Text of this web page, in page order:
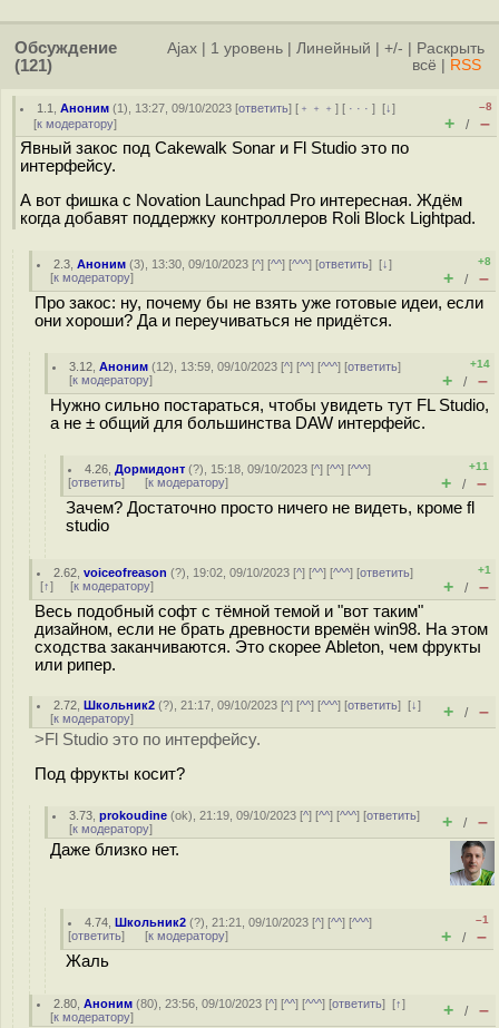
Обсуждение
(121)
Ajax 1 уровень Линейный +/-
Раскрыть
всё
RSS
1.1 ,Аноним (1), 13:27, 09/10/2023 [ответить] [ ﹢﹢﹢] [ · · ·][↓]
[к модератору]
–8
+ / –
Явный закос под Cakewalk Sonar и Fl Studio это по
интерфейсу.
А вот фишка с Novation Launchpad Pro интересная. Ждём
когда добавят поддержку контроллеров Roli Block Lightpad.
2.3 ,Аноним (3), 13:30, 09/10/2023 [^] [^^] [^^^] [ответить][↓]
[к модератору]
+8
+ / –
Про закос: ну, почему бы не взять уже готовые идеи, если
они хороши? Да и переучиваться не придётся.
3.12 ,Аноним (12), 13:59, 09/10/2023 [^] [^^] [^^^] [ответить]
[к модератору]
+14
+ / –
Нужно сильно постараться, чтобы увидеть тут FL Studio,
а не ± общий для большинства DAW интерфейс.
4.26 ,Дормидонт (?), 15:18, 09/10/2023 [^] [^^] [^^^]
[ответить] [к модератору]
+11
+ / –
Зачем? Достаточно просто ничего не видеть, кроме fl
studio
2.62 ,voiceofreason (?), 19:02, 09/10/2023 [^] [^^] [^^^] [ответить]
[↑] [к модератору]
+1
+ / –
Весь подобный софт с тёмной темой и "вот таким"
дизайном, если не брать древности времён win98. На этом
сходства заканчиваются. Это скорее Ableton, чем фрукты
или рипер.
2.72 ,Школьник2 (?), 21:17, 09/10/2023 [^] [^^] [^^^] [ответить][↓]
[к модератору] + / –
>Fl Studio это по интерфейсу.
Под фрукты косит?
3.73 ,prokoudine (ok), 21:19, 09/10/2023 [^] [^^] [^^^] [ответить]
[к модератору] + / –
Даже близко нет.
4.74 ,Школьник2 (?), 21:21, 09/10/2023 [^] [^^] [^^^]
[ответить] [к модератору]
–1
+ / –
Жаль
2.80 ,Аноним (80), 23:56, 09/10/2023 [^] [^^] [^^^] [ответить][↑]
[к модератору] + / –